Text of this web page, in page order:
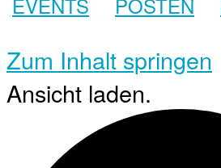
Zum Inhalt springen
Ansicht laden.